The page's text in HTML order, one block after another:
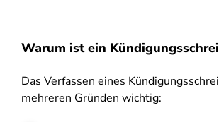
Warum ist ein
Das Verfassen eines
mehreren Gründen wichtig: